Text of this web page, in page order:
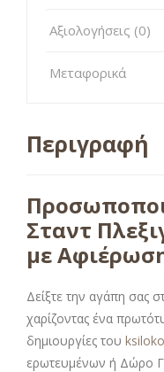
Αξιολογήσεις (0)
Μεταφορικά
Περιγραφή
Σταντ
με
Δείξτε την αγάπη σας
χαρίζοντας ένα
δημιουργίες του
ερωτευμένων ή Δώρο